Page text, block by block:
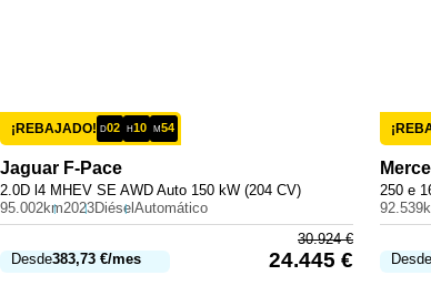
¡REBAJADO! D02 H10 M54
Jaguar F-Pace
2.0D l4 MHEV SE AWD Auto 150 kW (204 CV)
95.002km2023Diésel Automático
Desde383,73 €/mes
30.924€
24.445 €
250 e
Desde